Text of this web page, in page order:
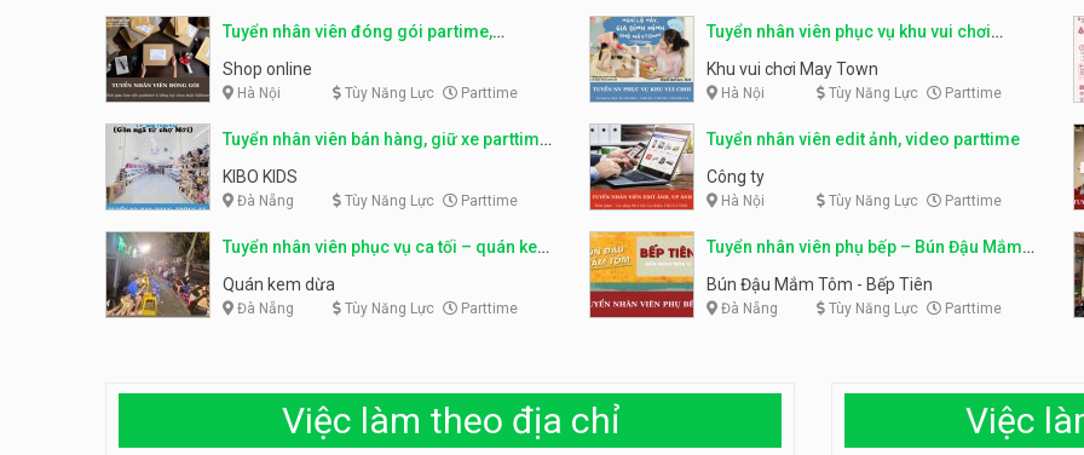
Tuyển nhân viên đóng gói partime,
fulltime
Shop online
Hà Nội Tùy Năng Lực Parttime
Tuyển nhân viên phục vụ khu vui chơi
parttime linh động
Khu vui chơi May Town
Hà Nội Tùy Năng Lực Parttime
Tuyển nhân viên bán hàng, giữ xe parttime
– Kibo Kid
KIBO KIDS
Đà Nẵng Tùy Năng Lực Parttime
Tuyển nhân viên edit ảnh, video parttime
Công ty
Hà Nội Tùy Năng Lực Parttime
Tuyển nhân viên phục vụ ca tối – quán kem
dừa
Quán kem dừa
Đà Nẵng Tùy Năng Lực Parttime
Tuyển nhân viên phụ bếp – Bún Đậu Mắm
Tôm – Bếp Tiên
Bún Đậu Mắm Tôm - Bếp Tiên
Đà Nẵng Tùy Năng Lực Parttime
Việc làm theo địa chỉ Việc